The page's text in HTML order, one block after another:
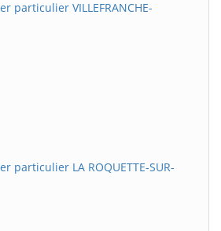
particulier VILLEFRANCHE-
particulier LA ROQUETTE-SUR-